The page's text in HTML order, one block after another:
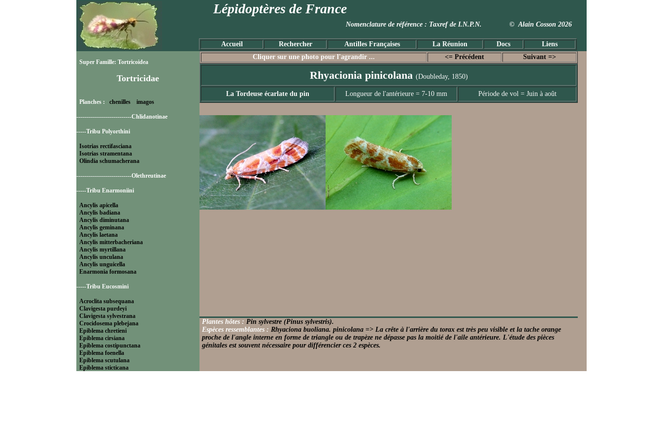
Lépidoptères de France
Nomenclature de référence : Taxref de I.N.P.N. © Alain Cosson 2026
Accueil Rechercher Antilles Françaises La Réunion Docs Liens
Super Famille: Tortricoidea
Tortricidae
Planches : chenilles imagos
----------------------------Chlidanotinae
-----Tribu Polyorthini
Isotrias rectifasciana
Isotrias stramentana
Olindia schumacherana
----------------------------Olethreutinae
-----Tribu Enarmoniini
Ancylis apicella
Ancylis badiana
Ancylis diminutana
Ancylis geminana
Ancylis laetana
Ancylis mitterbacheriana
Ancylis myrtillana
Ancylis unculana
Ancylis unguicella
Enarmonia formosana
-----Tribu Eucosmini
Acroclita subsequana
Clavigesta purdeyi
Clavigesta sylvestrana
Crocidosema plebejana
Epiblema chretieni
Epiblema cirsiana
Epiblema costipunctana
Epiblema foenella
Epiblema scutulana
Epiblema sticticana
Cliquer sur une photo pour l'agrandir ... <= Précédent Suivant =>
Rhyacionia pinicolana (Doubleday, 1850)
La Tordeuse écarlate du pin Longueur de l'antérieure = 7-10 mm Période de vol = Juin à août
Plantes hôtes : Pin sylvestre (Pinus sylvestris).
Espèces ressemblantes : Rhyaciona buoliana. pinicolana => La crête à l'arrière du torax est très peu visible et la tache orange
proche de l'angle interne en forme de triangle ou de trapèze ne dépasse pas la moitié de l'aile antérieure. L'étude des pièces
génitales est souvent nécessaire pour différencier ces 2 espèces.